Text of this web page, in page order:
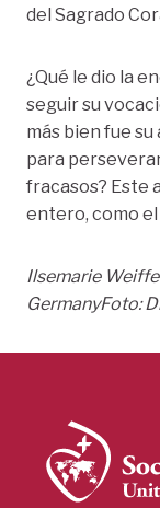
del Sagrado
¿Qué le dio la
seguir su
más bien fue
para
fracasos? Este
entero, como
Ilsemarie
GermanyFoto: